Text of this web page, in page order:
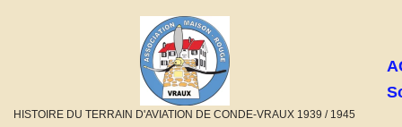
HISTOIRE DU TERRAIN D'AVIATION DE CONDE-VRAUX 1939 / 1945